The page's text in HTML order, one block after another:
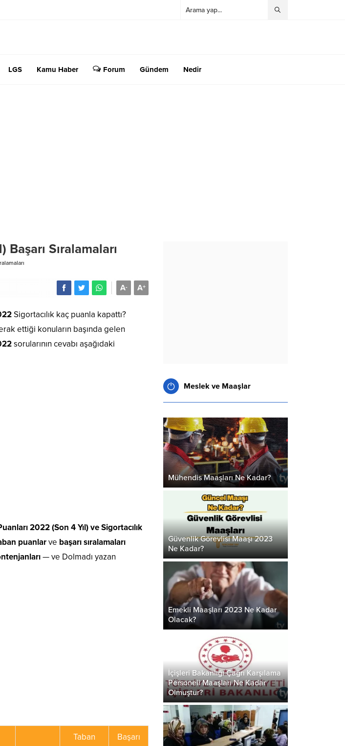
LGS Kamu Haber Forum Gündem Nedir
Sıralamaları
A+
A-
Sigortacılık kaç puanla kapattı?
ettiği konuların başında gelen
sorularının cevabı aşağıdaki
2022 (Son 4 Yıl) ve Sigortacılık
puanlarve başarı sıralamaları
— ve Dolmadı yazan
Taban
Başarı
Meslek ve Maaşlar
Mühendis Maaşları Ne Kadar?
Güvenlik Görevlisi Maaşı 2023
Ne Kadar?
Emekli Maaşları 2023 Ne Kadar
Olacak?
İçişleri Bakanlığı Çağrı Karşılama
Personeli Maaşları Ne Kadar
Olmuştur?